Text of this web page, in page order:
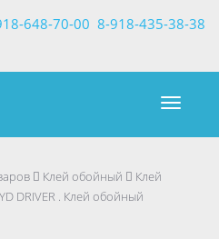
8-918-435-38-38
648-70-00
Клей обойный
Клей
DRIVER . Клей обойный